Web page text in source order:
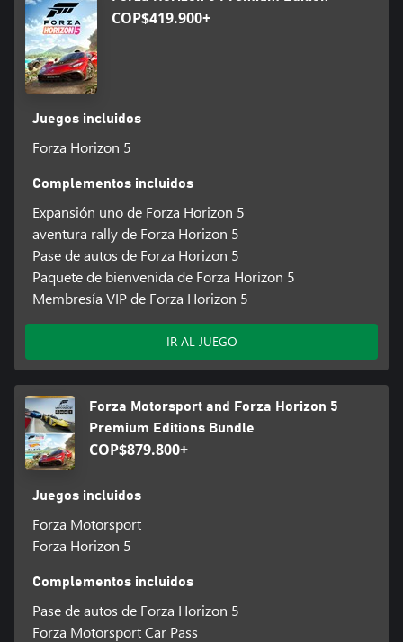
COP$419.900+
Juegos incluidos
Forza Horizon 5
Complementos incluidos
Expansión uno de Forza Horizon 5
aventura rally de Forza Horizon 5
Pase de autos de Forza Horizon 5
Paquete de bienvenida de Forza Horizon 5
Membresía VIP de Forza Horizon 5
IR AL JUEGO
Forza Motorsport and Forza Horizon 5
Premium Editions Bundle
COP$879.800+
Juegos incluidos
Forza Motorsport
Forza Horizon 5
Complementos incluidos
Pase de autos de Forza Horizon 5
Forza Motorsport Car Pass